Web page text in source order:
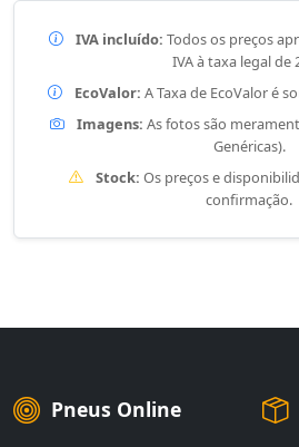
IVA incluído: Todos os preços
IVA à taxa legal de
EcoValor: A Taxa de EcoValor é
Imagens: As fotos são
Genéricas).
Stock: Os preços e
confirmação.
Pneus Online